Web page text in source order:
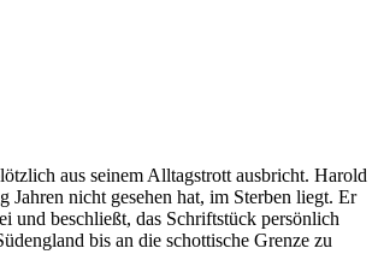
aus seinem Alltagstrott ausbricht. Harold
Jahren nicht gesehen hat, im Sterben liegt. Er
und beschließt, das Schriftstück persönlich
bis an die schottische Grenze zu